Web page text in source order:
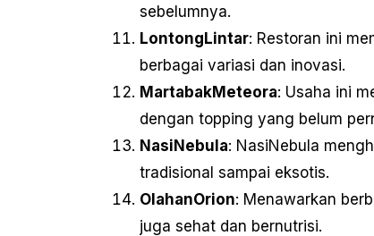
sebelumnya.
LontongLintar: Restoran ini
berbagai variasi dan inovasi.
MartabakMeteora: Usaha ini
dengan topping yang belum
NasiNebula: NasiNebula
tradisional sampai eksotis.
OlahanOrion: Menawarkan
juga sehat dan bernutrisi.